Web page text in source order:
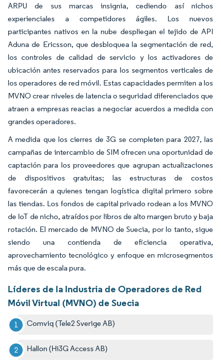
ARPU de sus marcas insignia, cediendo así nichos
experienciales a competidores ágiles. Los nuevos
participantes nativos en la nube despliegan el tejido de API
Aduna de Ericsson, que desbloquea la segmentación de red,
los controles de calidad de servicio y los activadores de
ubicación antes reservados para los segmentos verticales de
los operadores de red móvil. Estas capacidades permiten a los
MVNO crear niveles de latencia o seguridad diferenciados que
atraen a empresas reacias a negociar acuerdos a medida con
grandes operadores.
A medida que los cierres de 3G se completen para 2027, las
campañas de intercambio de SIM ofrecen una oportunidad de
captación para los proveedores que agrupan actualizaciones
de dispositivos gratuitas; las estructuras de costos
favorecerán a quienes tengan logística digital primero sobre
las tiendas. Los fondos de capital privado rodean a los MVNO
de IoT de nicho, atraídos por libros de alto margen bruto y baja
rotación. El mercado de MVNO de Suecia, por lo tanto, sigue
siendo una contienda de eficiencia operativa,
aprovechamiento tecnológico y enfoque en microsegmentos
más que de escala pura.
Líderes de la Industria de Operadores de Red
Móvil Virtual (MVNO) de Suecia
Comviq (Tele2 Sverige AB)
Hallon (Hi3G Access AB)